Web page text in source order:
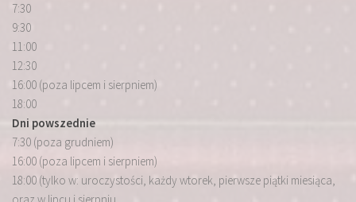
7:30
9:30
11:00
12:30
16:00 (poza lipcem i sierpniem)
18:00
Dni powszednie
7:30 (poza grudniem)
16:00 (poza lipcem i sierpniem)
18:00 (tylko w: uroczystości, każdy wtorek, pierwsze piątki miesiąca,